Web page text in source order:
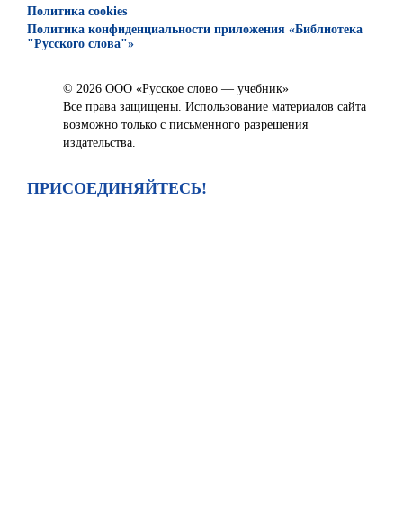
Политика cookies
Политика конфиденциальности приложения «Библиотека
"Русского слова"»
© 2026 ООО «Русское слово — учебник»
Все права защищены. Использование материалов сайта
возможно только с письменного разрешения
издательства.
ПРИСОЕДИНЯЙТЕСЬ!